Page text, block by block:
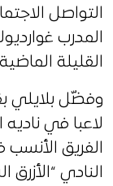
التواصل
المدرب
القليلة
وفضّل بلايلي
لاعبا في
الفريق
النادي